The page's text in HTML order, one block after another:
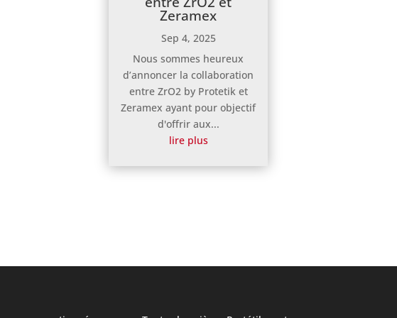
Zeramex
Sep 4, 2025
Nous sommes heureux
d’annoncer la collaboration
entre ZrO2 by Protetik et
Zeramex ayant pour objectif
d'offrir aux...
lire plus